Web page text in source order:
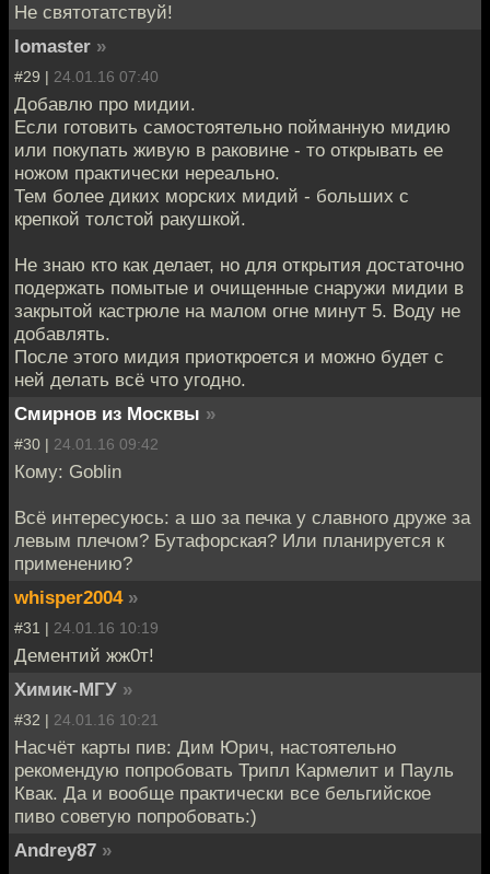
Не святотатствуй!
lomaster »
#29 | 24.01.16 07:40
Добавлю про мидии.
Если готовить самостоятельно пойманную мидию
или покупать живую в раковине - то открывать ее
ножом практически нереально.
Тем более диких морских мидий - больших с
крепкой толстой ракушкой.
Не знаю кто как делает, но для открытия достаточно
подержать помытые и очищенные снаружи мидии в
закрытой кастрюле на малом огне минут 5. Воду не
добавлять.
После этого мидия приоткроется и можно будет с
ней делать всё что угодно.
Смирнов из Москвы »
#30 | 24.01.16 09:42
Кому: Goblin
Всё интересуюсь: а шо за печка у славного друже за
левым плечом? Бутафорская? Или планируется к
применению?
whisper2004 »
#31 | 24.01.16 10:19
Дементий жж0т!
Химик-МГУ »
#32 | 24.01.16 10:21
Насчёт карты пив: Дим Юрич, настоятельно
рекомендую попробовать Трипл Кармелит и Пауль
Квак. Да и вообще практически все бельгийское
пиво советую попробовать:)
Andrey87 »